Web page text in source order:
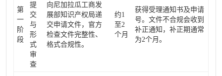
第
一
阶
段
提
交
与
形
式
审
查
向尼加拉瓜工商发
展部知识产权局递
交申请文件，官方
检查文件完整性、
格式合规性。
约1
至2
个月
获得受理通知书及申请
号。文件不合规会收到
补正通知，补正期通常
为2个月。